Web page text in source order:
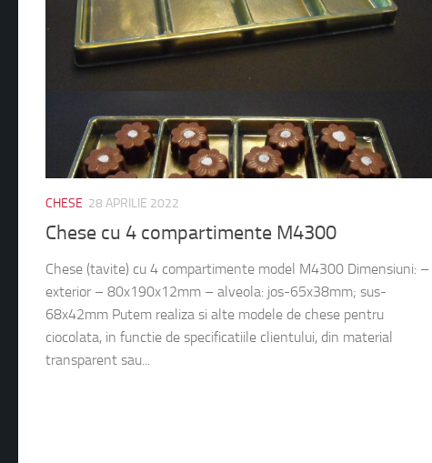
CHESE 28 APRILIE 2022
Chese cu 4 compartimente M4300
Chese (tavite) cu 4 compartimente model M4300 Dimensiuni: –
exterior – 80x190x12mm – alveola: jos-65x38mm; sus-
68x42mm Putem realiza si alte modele de chese pentru
ciocolata, in functie de specificatiile clientului, din material
transparent sau...